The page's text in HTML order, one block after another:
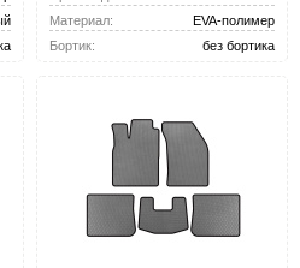
Материал:
EVA-полимер
Бортик:
без бортика